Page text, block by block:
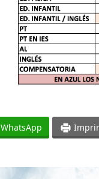
WhatsApp